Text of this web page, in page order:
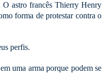
O astro francês Thierry Henry
forma de protestar contra o
perfis.
uma arma porque podem se